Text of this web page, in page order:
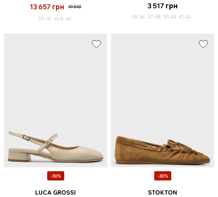
13 657 грн 19 510
39 41 41.5 42
3 517 грн
35-36 37-38 39-40 41-42
-30%
LUCA GROSSI
-30%
STOKTON